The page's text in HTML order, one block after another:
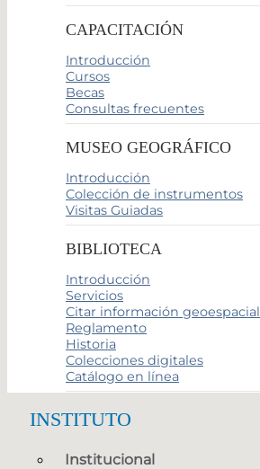
CAPACITACIÓN
Introducción
Cursos
Becas
Consultas frecuentes
MUSEO GEOGRÁFICO
Introducción
Colección de instrumentos
Visitas Guiadas
BIBLIOTECA
Introducción
Servicios
Citar información geoespacial
Reglamento
Historia
Colecciones digitales
Catálogo en línea
INSTITUTO
Institucional